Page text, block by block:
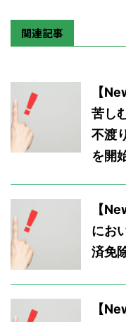
関連記事
【
苦し
不渡
を開
【
にお
済免
【